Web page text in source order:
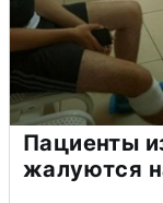
Пациенты
жалуются